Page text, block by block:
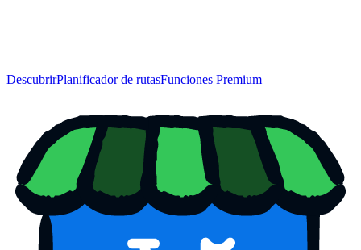
DescubrirPlanificador de rutasFunciones Premium